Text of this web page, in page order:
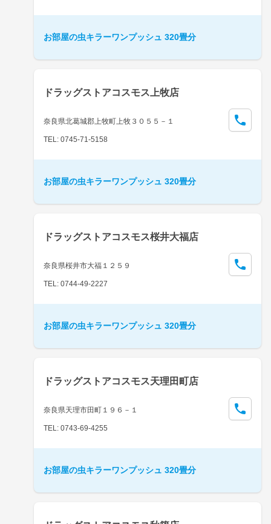
お部屋の虫キラーワンプッシュ 320畳分
ドラッグストアコスモス上牧店
奈良県北葛城郡上牧町上牧３０５５－１
TEL: 0745-71-5158
お部屋の虫キラーワンプッシュ 320畳分
ドラッグストアコスモス桜井大福店
奈良県桜井市大福１２５９
TEL: 0744-49-2227
お部屋の虫キラーワンプッシュ 320畳分
ドラッグストアコスモス天理田町店
奈良県天理市田町１９６－１
TEL: 0743-69-4255
お部屋の虫キラーワンプッシュ 320畳分